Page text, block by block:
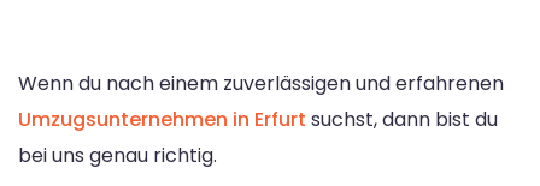
Wenn du nach einem zuverlässigen und erfahrenen
Umzugsunternehmen in Erfurt suchst, dann bist du
bei uns genau richtig.